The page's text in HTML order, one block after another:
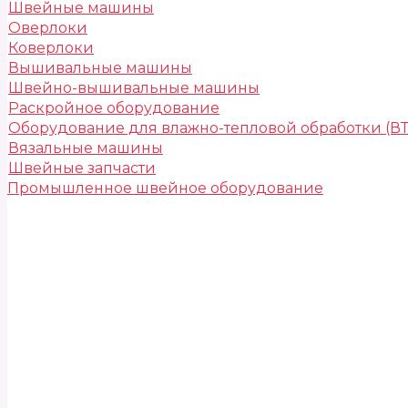
Швейные машины
Оверлоки
Коверлоки
Вышивальные машины
Швейно-вышивальные машины
Раскройное оборудование
Оборудование для влажно-тепловой обработки
Вязальные машины
Швейные запчасти
Промышленное швейное оборудование